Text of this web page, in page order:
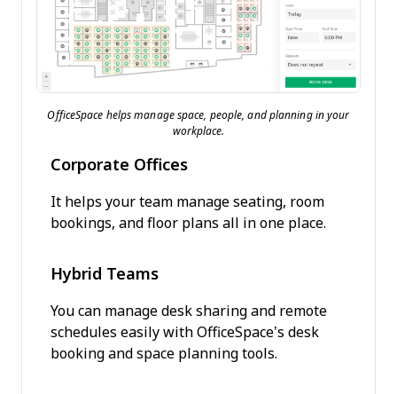
OfficeSpace helps manage space, people, and planning in your
workplace.
Corporate Offices
It helps your team manage seating, room
bookings, and floor plans all in one place.
Hybrid Teams
You can manage desk sharing and remote
schedules easily with OfficeSpace’s desk
booking and space planning tools.